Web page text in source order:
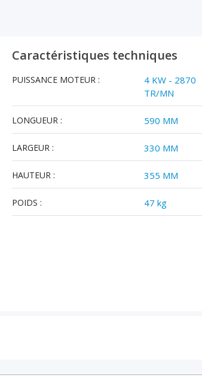
Caractéristiques techniques
PUISSANCE MOTEUR :
4 KW - 2870
TR/MN
LONGUEUR : 590 MM
LARGEUR : 330 MM
HAUTEUR : 355 MM
POIDS : 47 kg